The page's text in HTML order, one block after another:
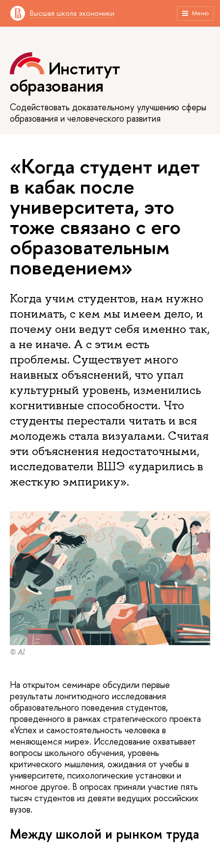
Высшая школа экономики Меню
Институт
образования
Содействовать доказательному улучшению сферы
образования и человеческого развития
«Когда студент идет
в кабак после
университета, это
тоже связано с его
образовательным
поведением»
Когда учим студентов, нам нужно
понимать, с кем мы имеем дело, и
почему они ведут себя именно так,
а не иначе. А с этим есть
проблемы. Существует много
наивных объяснений, что упал
культурный уровень, изменились
когнитивные способности. Что
студенты перестали читать и вся
молодежь стала визуалами. Считая
эти объяснения недостаточными,
исследователи ВШЭ «ударились в
жесткую эмпирику».
© AI
На открытом семинаре обсудили первые
результаты лонгитюдного исследования
образовательного поведения студентов,
проведенного в рамках стратегического проекта
«Успех и самостоятельность человека в
меняющемся мире». Исследование охватывает
вопросы школьного обучения, уровень
критического мышления, ожидания от учебы в
университете, психологические установки и
многое другое. В опросах приняли участие пять
тысяч студентов из девяти ведущих российских
вузов.
Между школой и рынком труда